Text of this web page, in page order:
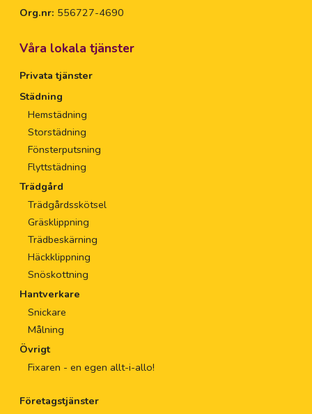
Org.nr: 556727-4690
Våra lokala tjänster
Privata tjänster
Städning
Hemstädning
Storstädning
Fönsterputsning
Flyttstädning
Trädgård
Trädgårdsskötsel
Gräsklippning
Trädbeskärning
Häckklippning
Snöskottning
Hantverkare
Snickare
Målning
Övrigt
Fixaren - en egen allt-i-allo!
Företagstjänster